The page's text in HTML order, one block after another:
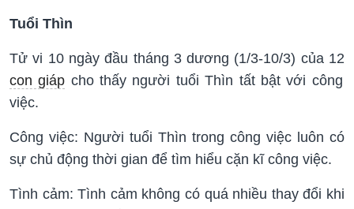
Tuổi Thìn
Tử vi 10 ngày đầu tháng 3 dương (1/3-10/3) của 12
con giáp cho thấy người tuổi Thìn tất bật với công
việc.
Công việc: Người tuổi Thìn trong công việc luôn có
sự chủ động thời gian để tìm hiểu cặn kĩ công việc.
Tình cảm: Tình cảm không có quá nhiều thay đổi khi